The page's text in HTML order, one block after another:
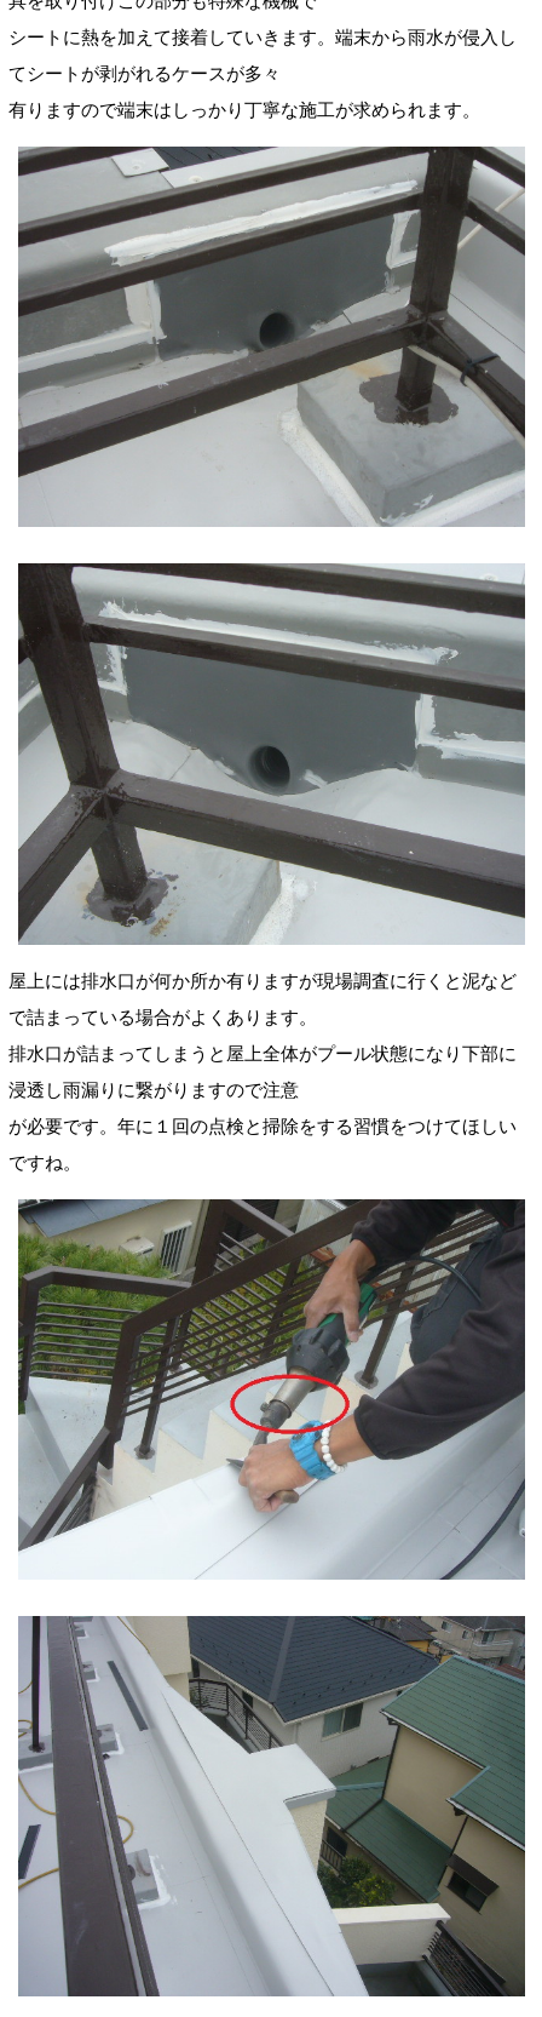
シートに熱を加えて接着していきます。端末から雨水が侵入し
てシートが剥がれるケースが多々
有りますので端末はしっかり丁寧な施工が求められます。
屋上には排水口が何か所か有りますが現場調査に行くと泥など
で詰まっている場合がよくあります。
排水口が詰まってしまうと屋上全体がプール状態になり下部に
浸透し雨漏りに繋がりますので注意
が必要です。年に１回の点検と掃除をする習慣をつけてほしい
ですね。